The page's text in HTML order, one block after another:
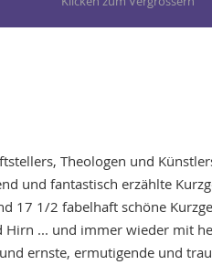
Theologen und
und fantastisch erzählte
17 1/2 fabelhaft schöne
Hirn ... und immer wieder mit
ernste, ermutigende und